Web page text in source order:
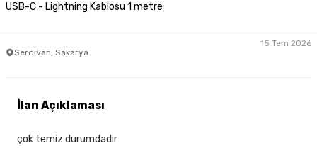
USB-C - Lightning Kablosu 1 metre
Serdivan, Sakarya
15 Tem 2026
İlan Açıklaması
çok temiz durumdadır